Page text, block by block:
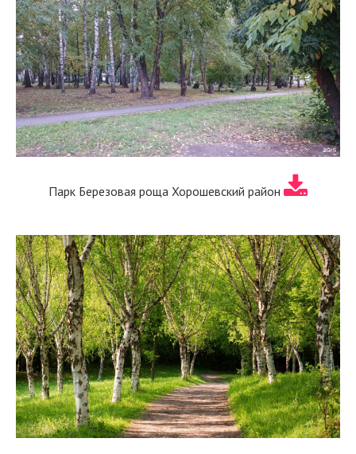
Парк Березовая роща Хорошевский район